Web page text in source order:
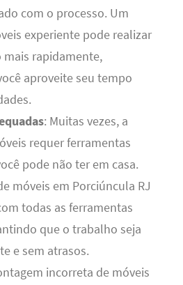
com o processo. Um
experiente pode realizar
rapidamente,
aproveite seu tempo
: Muitas vezes, a
requer ferramentas
pode não ter em casa.
móveis em Porciúncula RJ
todas as ferramentas
que o trabalho seja
e sem atrasos.
incorreta de móveis